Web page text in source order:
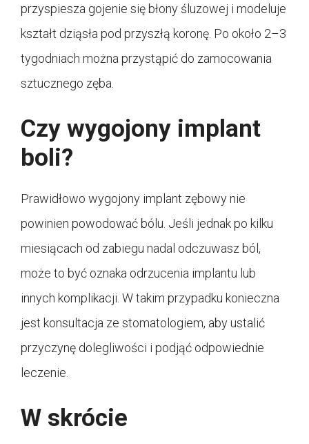
przyspiesza gojenie się błony śluzowej i modeluje
kształt dziąsła pod przyszłą koronę. Po około 2–3
tygodniach można przystąpić do zamocowania
sztucznego zęba
Czy wygojony implant
boli?
Prawidłowo wygojony implant zębowy nie
powinien powodować bólu. Jeśli jednak po kilku
miesiącach od zabiegu nadal odczuwasz ból,
może to być oznaka odrzucenia implantu lub
innych komplikacji. W takim przypadku konieczna
jest konsultacja ze stomatologiem, aby ustalić
przyczynę dolegliwości i podjąć odpowiednie
leczenie
W skrócie